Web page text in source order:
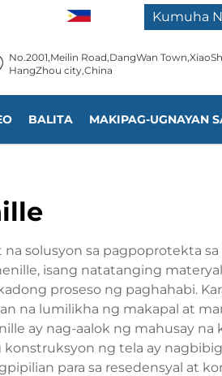
Kumuha
No.2001,Meilin Road,DangWan
HangZhou city,China
BALITA MAKIPAG-UGNAYAN
solusyon sa pagpoprotekta
isang natatanging
proseso ng paghahabi.
na lumilikha ng makapal at
ay nag-aalok ng mahusay na
ng tela ay
para sa resedensyal at